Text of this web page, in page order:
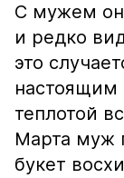
С мужем
и редко
это
настоящим
теплотой
Марта муж
букет